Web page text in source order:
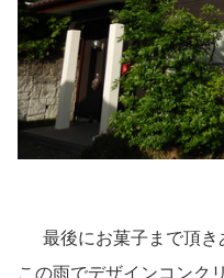
最後にお菓子まで頂
この雨でデザインコンク